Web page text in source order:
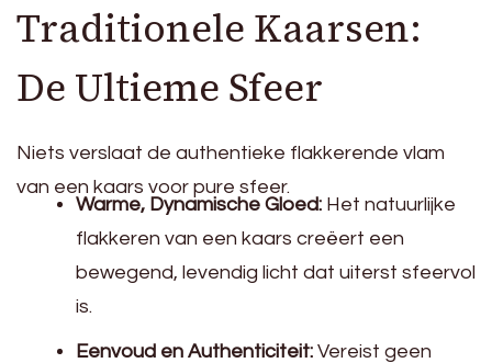
Traditionele Kaarsen:
De Ultieme Sfeer
Niets verslaat de authentieke flakkerende vlam
van een kaars voor pure sfeer.
Warme, Dynamische Gloed: Het natuurlijke
flakkeren van een kaars creëert een
bewegend, levendig licht dat uiterst sfeervol
is.
Eenvoud en Authenticiteit: Vereist geen